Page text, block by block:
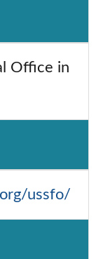
Office in
ussfo/